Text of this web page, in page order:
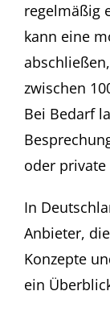
regelmäßig
kann eine
zwischen
Bei Bedarf
oder
In
Anbieter,
Konzepte
ein